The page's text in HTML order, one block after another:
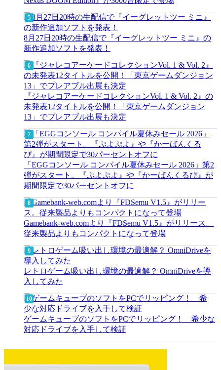
8月27日20時の生配信で『イーグレットツー ミニ』の
新作追加ソフトを発表！
『ジャレコアーケードコレクションVol. 1 & Vol. 2』の
未発表12タイトルを公開！「東京ゲームダンジョン
13」でプレアブル出展も決定
「EGGコンソール コンパイル夏休みセール 2026」第2
弾がスタート。『ぷよぷよ』や『かーばんくるぴ』が
期間限定で30パーセントオフに
Gamebank-web.comより『FDSemu V1.5』がリリース。
従来製品よりもコンパクトになって登場
レトロゲーム吸い出し環境の最適解？ OmniDriveを導
入してみた
ゲームキューブのソフトをPCでリッピング！ 希少な
対応ドライブを入手して検証